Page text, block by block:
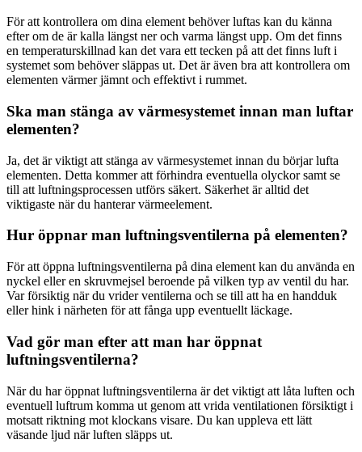
För att kontrollera om dina element behöver luftas kan du känna
efter om de är kalla längst ner och varma längst upp. Om det finns
en temperaturskillnad kan det vara ett tecken på att det finns luft i
systemet som behöver släppas ut. Det är även bra att kontrollera om
elementen värmer jämnt och effektivt i rummet.
Ska man stänga av värmesystemet innan man luftar
elementen?
Ja, det är viktigt att stänga av värmesystemet innan du börjar lufta
elementen. Detta kommer att förhindra eventuella olyckor samt se
till att luftningsprocessen utförs säkert. Säkerhet är alltid det
viktigaste när du hanterar värmeelement.
Hur öppnar man luftningsventilerna på elementen?
För att öppna luftningsventilerna på dina element kan du använda en
nyckel eller en skruvmejsel beroende på vilken typ av ventil du har.
Var försiktig när du vrider ventilerna och se till att ha en handduk
eller hink i närheten för att fånga upp eventuellt läckage.
Vad gör man efter att man har öppnat
luftningsventilerna?
När du har öppnat luftningsventilerna är det viktigt att låta luften och
eventuell luftrum komma ut genom att vrida ventilationen försiktigt i
motsatt riktning mot klockans visare. Du kan uppleva ett lätt
väsande ljud när luften släpps ut.